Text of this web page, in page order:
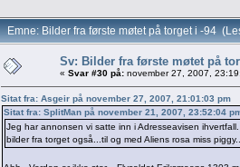
Emne: Bilder fra første møtet på torget i -94
Sv: Bilder fra første møtet på
« Svar #30 på: november 27, 2007,
Sitat fra: Asgeir på november 27, 2007, 21:01:03 pm
Sitat fra: SplitMan på november 21, 2007, 23:52:04
Jeg har annonsen vi satte inn i Adresseavisen
bilder fra torget også...til og med Aliens rosa miss